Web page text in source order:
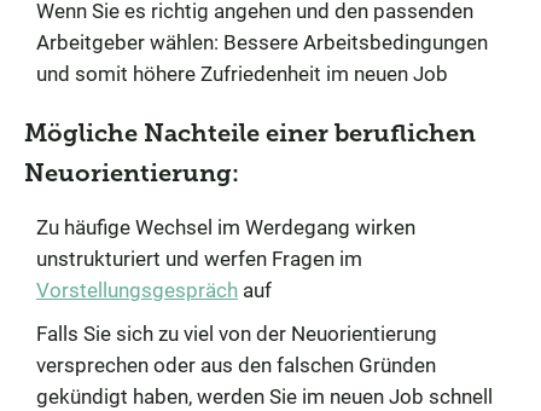
Wenn Sie es richtig angehen und den passenden
Arbeitgeber wählen: Bessere Arbeitsbedingungen
und somit höhere Zufriedenheit im neuen Job
Mögliche Nachteile einer beruflichen
Neuorientierung:
Zu häufige Wechsel im Werdegang wirken
unstrukturiert und werfen Fragen im
Vorstellungsgespräch auf
Falls Sie sich zu viel von der Neuorientierung
versprechen oder aus den falschen Gründen
gekündigt haben, werden Sie im neuen Job schnell